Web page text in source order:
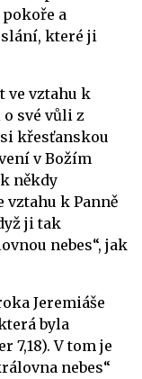
a
které ji
ve vztahu k
své vůli z
křesťanskou
v Božím
někdy
k Panně
ji tak
nebes“, jak
Jeremiáše
byla
7,18). V tom je
nebes“